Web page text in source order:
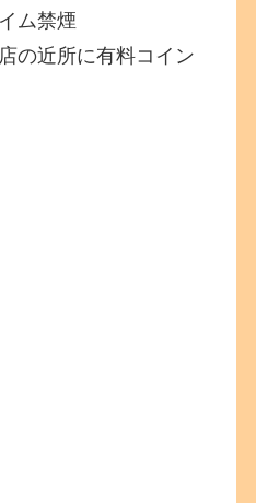
ム禁煙
近所に有料コイン